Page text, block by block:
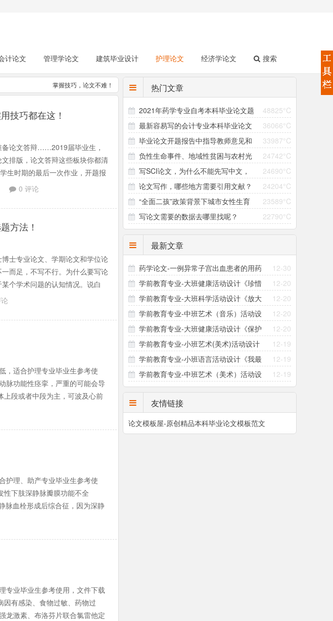
计论文 管理学论文 建筑毕业设计 护理论文 经济学论文 搜索
掌握技巧，论文不难！
技巧都在这！
备论文答辩……2019届毕业生，
排版，论文答辩这些板块你都清
生时期的最后一次作业，开题报
式应该怎么编排？答辩时候又有
0 评论
方法！
士专业论文、学期论文和学位论
而足，不写不行。为什么要写论
个学术问题的认知情况。说白
对期末考试和毕业外，其实还可
，适合护理专业毕业生参考使
脉功能性痉挛，严重的可能会导
上段或者中段为主，可波及心前
护理、助产专业毕业生参考使
性下肢深静脉瓣膜功能不全
脉血栓形成后综合征，因为深静
专业毕业生参考使用，文件下载
因有感染、食物过敏、药物过
龙激素、布洛芬片联合氯雷他定
热门文章
48825°C
2021年药学专业自考本科毕业论文题
目（158个）
36066°C
最新容易写的会计专业本科毕业论文
选题（4个方向33个题目）
33987°C
毕业论文开题报告中指导教师意见和
领导小组意见怎么写？
24742°C
负性生命事件、地域性贫困与农村光
棍问题的形成机制研究 ——以大别山村为个案24690°C
写SCI论文，为什么不能先写中文，
再翻译成英文直接投稿？
24204°C
论文写作，哪些地方需要引用文献？
引用参考文献有哪些注意事项？
23589°C
“全面二孩”政策背景下城市女性生育
意愿与生育行为差异研究
22790°C
写论文需要的数据去哪里找呢？
最新文章
12-30
药学论文-一例异常子宫出血患者的用药
指导方案设计
12-20
学前教育专业-大班健康活动设计《珍惜
粮食》
12-20
学前教育专业-大班科学活动设计《放大
镜的秘密》
12-20
学前教育专业-中班艺术（音乐）活动设
计《三只小熊》
12-20
学前教育专业-大班健康活动设计《保护
眼睛》
12-19
学前教育专业-小班艺术(美术)活动设计
《撕面条》
12-19
学前教育专业-小班语言活动设计《我最
爱吃的食物》
12-19
学前教育专业-中班艺术（美术）活动设
计《恐龙的小秘密》
友情链接
论文模板屋-原创精品本科毕业论文模板范文